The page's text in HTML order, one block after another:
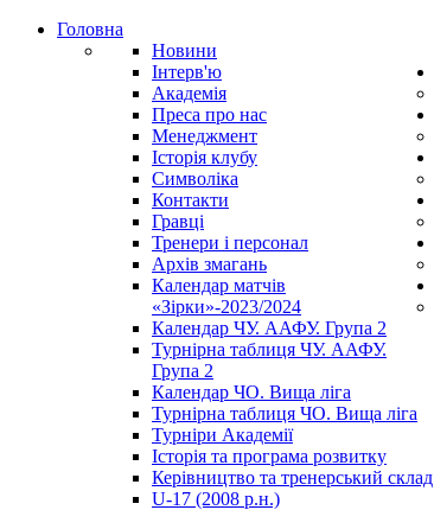
Головна
Новини
Інтерв'ю
Академія
Преса про нас
Менеджмент
Історія клубу
Символіка
Контакти
Гравці
Тренери і персонал
Архів змагань
Календар матчів
«Зірки»-2023/2024
Календар ЧУ. ААФУ. Група 2
Турнірна таблиця ЧУ. ААФУ.
Група 2
Календар ЧО. Вища ліга
Турнірна таблиця ЧО. Вища ліга
Турніри Академії
Історія та програма розвитку
Керівництво та тренерський склад
U-17 (2008 р.н.)